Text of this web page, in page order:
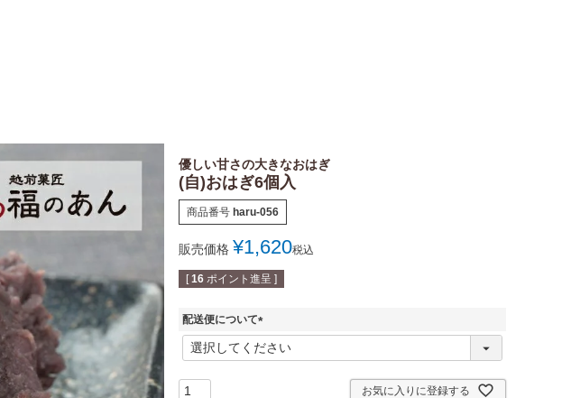
優しい甘さの大きなおはぎ
(自)おはぎ6個入
商品番号 haru-056
販売価格 ¥1,620税込
[ 16 ポイント進呈 ]
配送便について
(
必
お気に入りに登録する